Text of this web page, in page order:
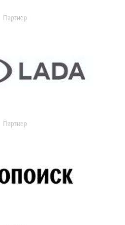
Партнер
Партнер